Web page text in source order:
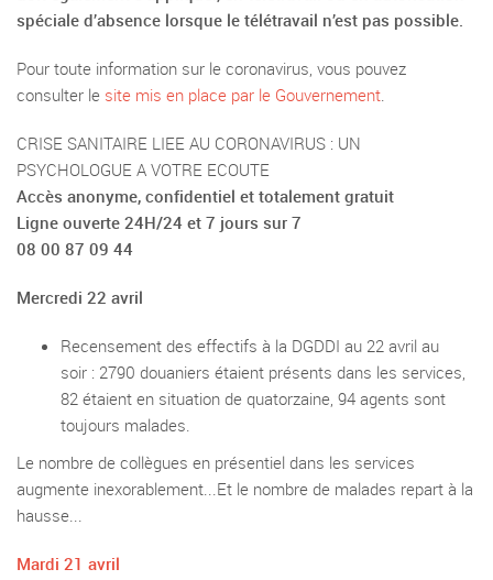
spéciale d’absence lorsque le télétravail n’est pas possible.
Pour toute information sur le coronavirus, vous pouvez
consulter le site mis en place par le Gouvernement.
CRISE SANITAIRE LIEE AU CORONAVIRUS : UN
PSYCHOLOGUE A VOTRE ECOUTE
Accès anonyme, confidentiel et totalement gratuit
Ligne ouverte 24H/24 et 7 jours sur 7
08 00 87 09 44
Mercredi 22 avril
Recensement des effectifs à la DGDDI au 22 avril au
soir : 2790 douaniers étaient présents dans les services,
82 étaient en situation de quatorzaine, 94 agents sont
toujours malades.
Le nombre de collègues en présentiel dans les services
augmente inexorablement...Et le nombre de malades repart à la
hausse...
Mardi 21 avril